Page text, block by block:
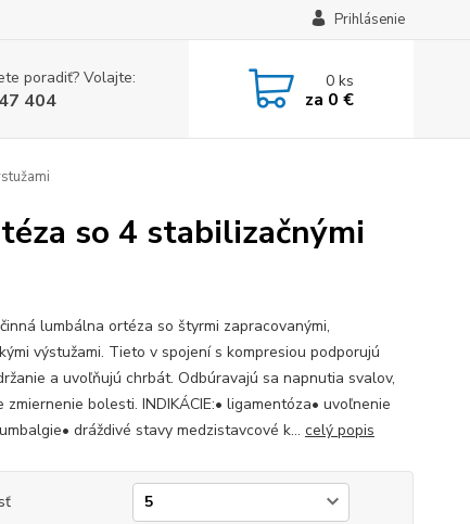
Prihlásenie
poradiť? Volajte:
404
0ks
za 0 €
so 4 stabilizačnými
lumbálna ortéza so štyrmi zapracovanými,
výstužami. Tieto v spojení s kompresiou podporujú
a uvoľňujú chrbát. Odbúravajú sa napnutia svalov,
zmiernenie bolesti. INDIKÁCIE:• ligamentóza• uvoľnenie
dráždivé stavy medzistavcové k... celý popis